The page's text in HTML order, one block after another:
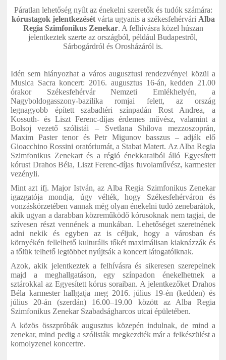
Páratlan lehetőség nyílt az énekelni szeretők és tudók számára:
kórustagok jelentkezésétvárta ugyanis a székesfehérvári Alba
Regia Szimfonikus Zenekar. A felhívásra közel húszan
jelentkeztek szerte az országból, például Budapestről,
Sárbogárdról és Orosházáról is.
Idén sem hiányozhat a város augusztusi rendezvényei közül a
Musica Sacra koncert: 2016. augusztus 16-án, kedden 21.00
órakor Székesfehérvár Nemzeti Emlékhelyén, a
Nagyboldogasszony-bazilika romjai felett, az ország
legnagyobb épített szabadtéri színpadán Rost Andrea, a
Kossuth- és Liszt Ferenc-díjas érdemes művész, valamint a
Bolsoj vezető szólistái – Svetlana Shilova mezzoszoprán,
Maxim Paster tenor és Petr Migunov basszus – adják elő
Gioacchino Rossini oratóriumát, a Stabat Matert. Az Alba Regia
Szimfonikus Zenekart és a régió énekkaraiból álló Egyesített
kórust Drahos Béla, Liszt Ferenc-díjas fuvolaművész, karmester
vezényli.
Mint azt ifj. Major István, az Alba Regia Szimfonikus Zenekar
igazgatója mondja, úgy vélték, hogy Székesfehérváron és
vonzáskörzetében vannak még olyan énekelni tudó zenebarátok,
akik ugyan a darabban közreműködő kórusoknak nem tagjai, de
szívesen részt vennének a munkában. Lehetőséget szeretnének
adni nekik és egyben az is céljuk, hogy a városban és
környékén fellelhető kulturális tőkét maximálisan kiaknázzák és
a tőlük telhető legtöbbet nyújtsák a koncert látogatóiknak.
Azok, akik jelentkeztek a felhívásra és sikeresen szerepelnek
majd a meghallgatáson, egy színpadon énekelhetnek a
sztárokkal az Egyesített kórus soraiban. A jelentkezőket Drahos
Béla karmester hallgatja meg 2016. július 19-én (kedden) és
július 20-án (szerdán) 16.00–19.00 között az Alba Regia
Szimfonikus Zenekar Szabadságharcos utcai épületében.
A közös összpróbák augusztus közepén indulnak, de mind a
zenekar, mind pedig a szólisták megkezdték már a felkészülést a
komolyzenei koncertre.